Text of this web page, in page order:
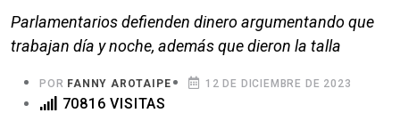
Parlamentarios defienden dinero argumentando que
trabajan día y noche, además que dieron la talla
POR FANNY AROTAIPE 12 DE DICIEMBRE DE 2023
70816 VISITAS